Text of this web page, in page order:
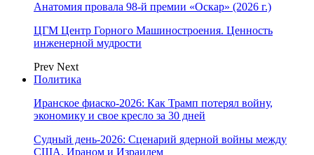
Анатомия провала 98-й премии «Оскар» (2026 г.)
ЦГМ Центр Горного Машиностроения. Ценность
инженерной мудрости
Prev Next
Политика
Иранское фиаско-2026: Как Трамп потерял войну,
экономику и свое кресло за 30 дней
Судный день-2026: Сценарий ядерной войны между
США, Ираном и Израилем